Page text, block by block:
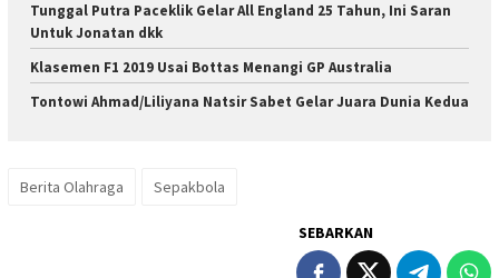
Tunggal Putra Paceklik Gelar All England 25 Tahun, Ini Saran
Untuk Jonatan dkk
Klasemen F1 2019 Usai Bottas Menangi GP Australia
Tontowi Ahmad/Liliyana Natsir Sabet Gelar Juara Dunia Kedua
Berita Olahraga Sepakbola
SEBARKAN